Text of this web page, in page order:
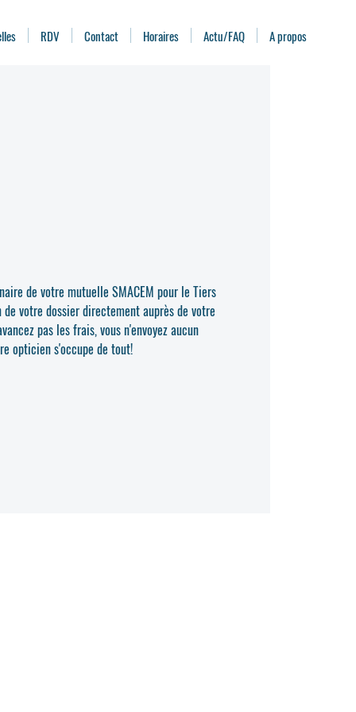
RDV Contact Horaires Actu/FAQ A propos
de votre mutuelle SMACEM pour le Tiers
votre dossier directement auprès de votre
pas les frais, vous n'envoyez aucun
opticien s'occupe de tout!